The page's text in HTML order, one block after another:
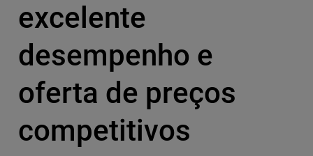
excelente
desempenho e
oferta de preços
competitivos